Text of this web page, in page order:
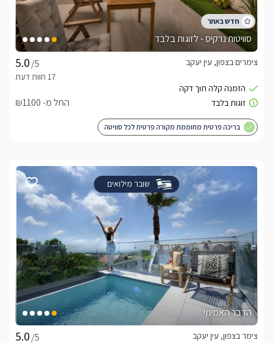
סוויטות נרקיס - לזוגות בלבד
/5
צימרים בצפון, עין יעקב
החל מ- ₪1100
בריכה פרטית מחוממת מקורה פרטית לכל סוויטה
שובר מילואים
הדבר האמיתי
/5
צימר בצפון, עין יעקב